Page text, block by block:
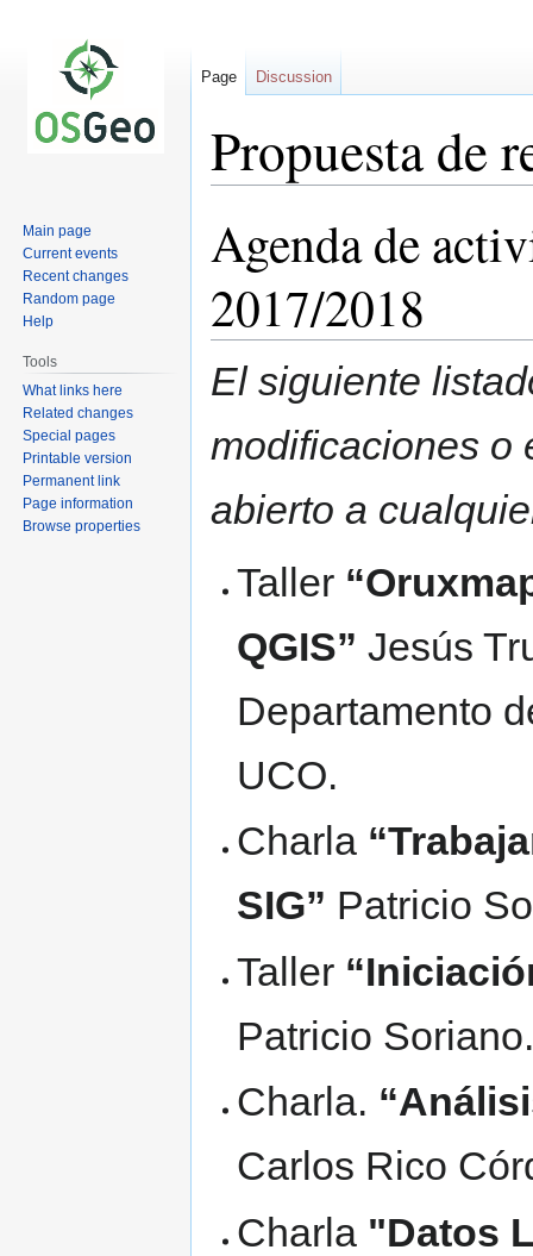
Propuesta de
to
navigation
to
search
Agenda de
2017/2018
El siguiente
modificaciones o
abierto a
Taller
QGIS” Jesús
Departamento
UCO.
Charla
SIG” Patricio
Taller
Patricio
Charla.
Carlos Rico
Charla "Datos
Page Discussion
Main page
Current events
Recent changes
Random page
Help
Tools
What links here
Related changes
Special pages
Printable version
Permanent link
Page information
Browse properties